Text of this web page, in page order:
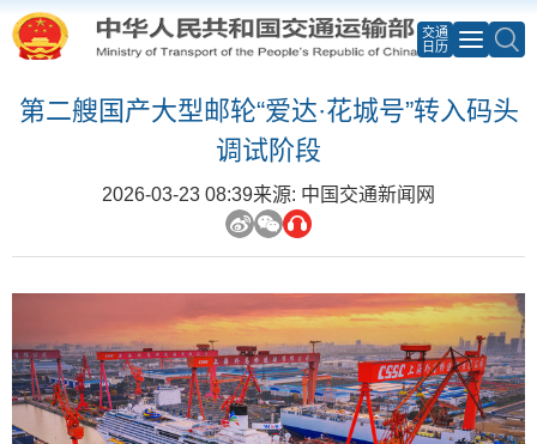
交通
日历
第二艘国产大型邮轮“爱达·花城号”转入码头
调试阶段
2026-03-23 08:39来源: 中国交通新闻网